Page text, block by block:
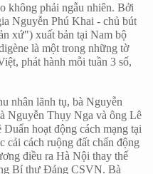
không phải ngẫu nhiên. Bởi
Nguyễn Phú Khai - chủ bút
xứ") xuất bản tại Nam bộ
là một trong những tờ
phát hành mỗi tuần 3 số,
nhân lãnh tụ, bà Nguyễn
Nguyễn Thụy Nga và ông Lê
hoạt động cách mạng tại
cải cách ruộng đất chấn động
điều ra Hà Nội thay thế
Bí thư Đảng CSVN. Bà